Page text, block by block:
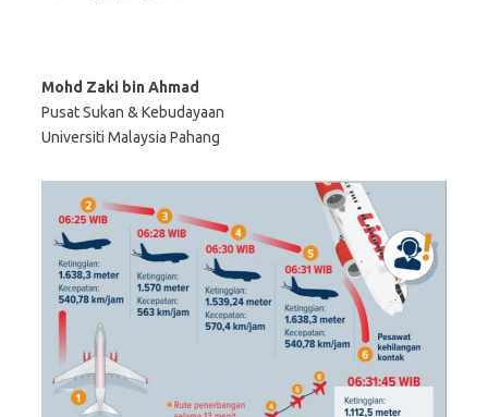
Mohd Zaki bin Ahmad
Pusat Sukan & Kebudayaan
Universiti Malaysia Pahang